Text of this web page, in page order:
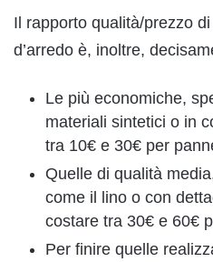
Il rapporto qualità/prezzo
d’arredo è, inoltre,
Le più economiche,
materiali sintetici o in
tra 10€ e 30€ per
Quelle di qualità
come il lino o con
costare tra 30€ e 60€
Per finire quelle